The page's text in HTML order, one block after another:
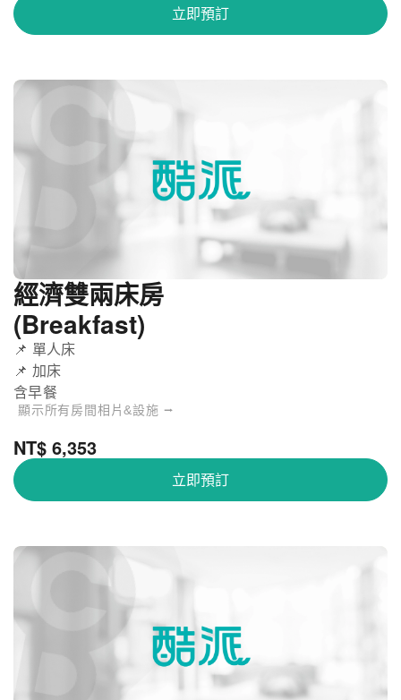
立即預訂
經濟雙兩床房
(Breakfast)
📌 單人床
📌 加床
含早餐
顯示所有房間相片&設施 ⭢
NT$ 6,353
立即預訂